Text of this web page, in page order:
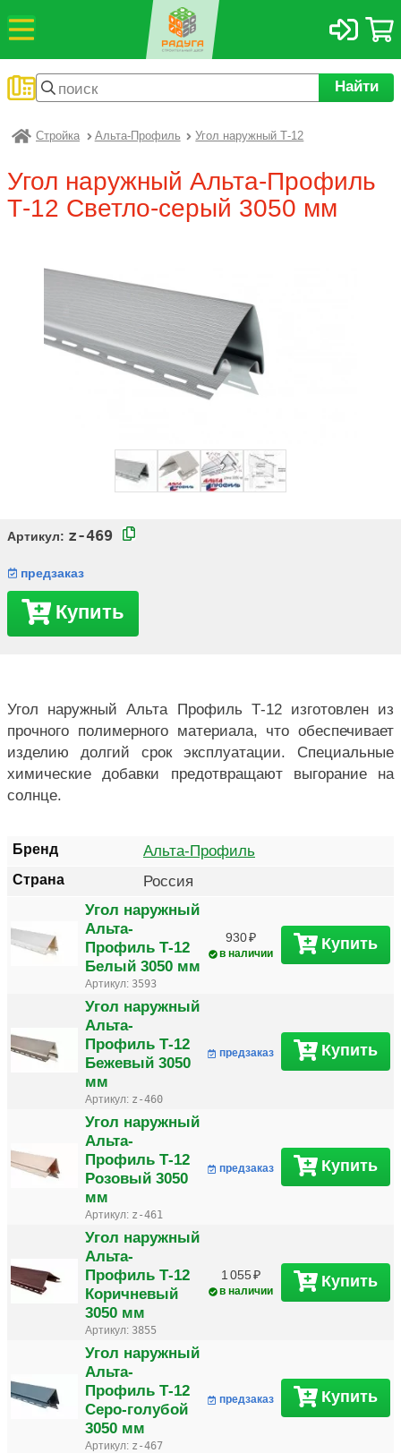
Найти
Радуга
Стройка Альта-Профиль Угол наружный Т-12
Угол наружный Альта-Профиль
Т-12 Светло-серый 3050 мм
Артикул: z-469
предзаказ
Купить
Бренд Альта-Профиль
Страна Россия
Угол наружный Альта Профиль Т-12 изготовлен из
прочного полимерного материала, что обеспечивает
изделию долгий срок эксплуатации. Специальные
химические добавки предотвращают выгорание на
солнце.
Угол наружный
Альта-
Профиль Т-12
Белый 3050 мм
Артикул: 3593
930
в наличии
Купить
Угол наружный
Альта-
Профиль Т-12
Бежевый 3050
мм
Артикул: z-460
предзаказ Купить
Угол наружный
Альта-
Профиль Т-12
Розовый 3050
мм
Артикул: z-461
предзаказ Купить
Угол наружный
Альта-
Профиль Т-12
Коричневый
3050 мм
Артикул: 3855
1 055
в наличии
Купить
Угол наружный
Альта-
Профиль Т-12
Серо-голубой
3050 мм
Артикул: z-467
предзаказ Купить